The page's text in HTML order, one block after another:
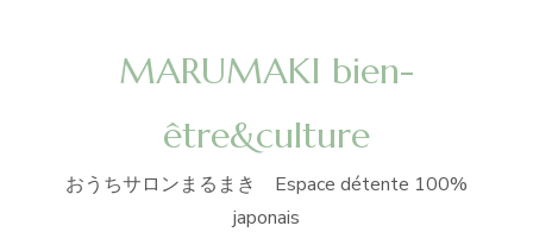
MARUMAKI bien-
être&culture
おうちサロンまるまき Espace détente 100%
japonais